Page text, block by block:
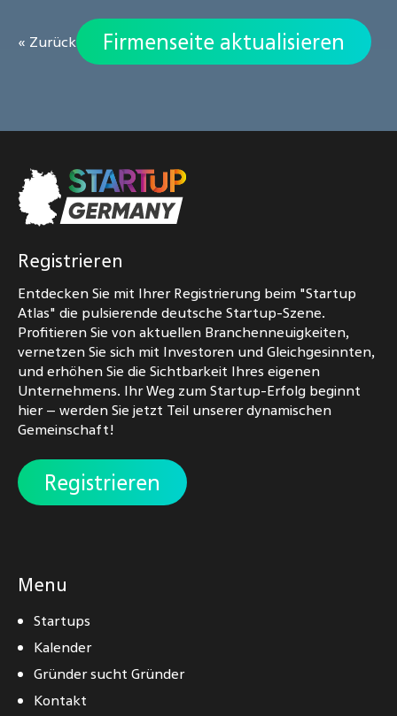
« Zurück Firmenseite aktualisieren
Registrieren
Entdecken Sie mit Ihrer Registrierung beim "Startup
Atlas" die pulsierende deutsche Startup-Szene.
Profitieren Sie von aktuellen Branchenneuigkeiten,
vernetzen Sie sich mit Investoren und Gleichgesinnten,
und erhöhen Sie die Sichtbarkeit Ihres eigenen
Unternehmens. Ihr Weg zum Startup-Erfolg beginnt
hier – werden Sie jetzt Teil unserer dynamischen
Gemeinschaft!
Registrieren
Menu
Startups
Kalender
Gründer sucht Gründer
Kontakt